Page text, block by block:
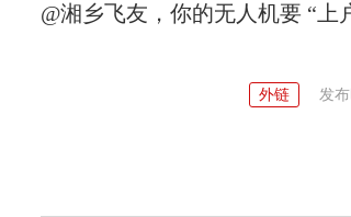
@湘乡飞友，你的无人机要 “
外链 发